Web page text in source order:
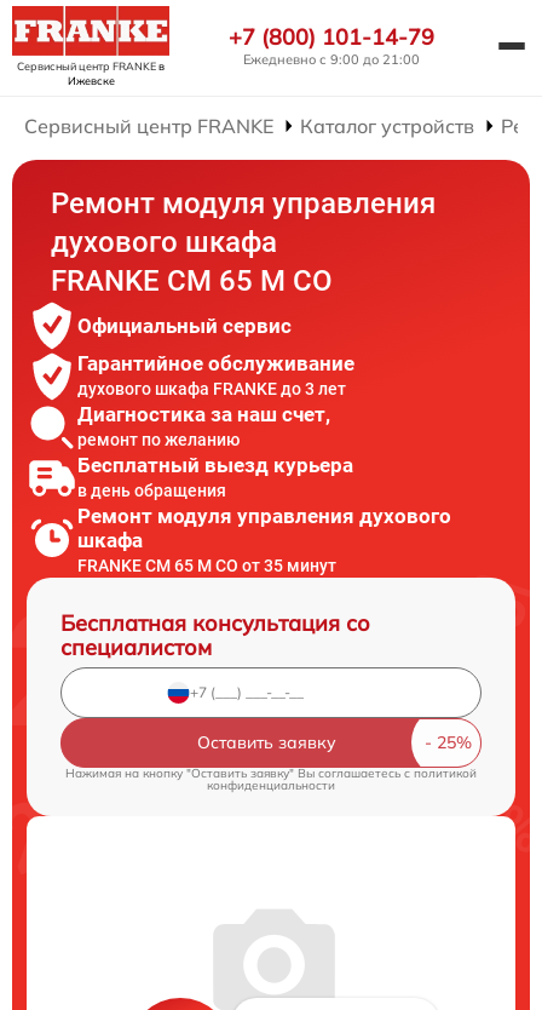
Сервисный центр FRANKEв
Ижевске
+7 (800) 101-14-79
Ежедневно с 9:00 до 21:00
Сервисный центр FRANKE Каталог устройств
Ремонт модуля управления
духового шкафа
FRANKE CM 65 M CO
Официальный сервис
Гарантийное обслуживание
духового шкафа FRANKE до 3 лет
Диагностика за наш счет,
ремонт по желанию
Бесплатный выезд курьера
в день обращения
Ремонт модуля управления духового
шкафа
FRANKE CM 65 M CO от 35 минут
Бесплатная консультация со
специалистом
Оставить заявку
Нажимая на кнопку "Оставить заявку" Вы соглашаетесь cполитикой
конфиденциальности